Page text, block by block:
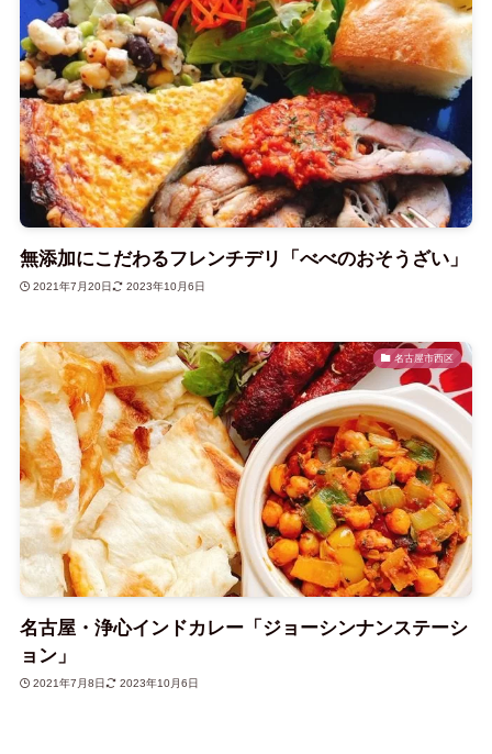
無添加にこだわるフレンチデリ「べべのおそうざい」
2021年7月20日 2023年10月6日
名古屋市西区
名古屋・浄心インドカレー「ジョーシンナンステーシ
ョン」
2021年7月8日 2023年10月6日